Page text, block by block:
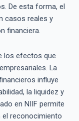
De esta forma, el
casos reales y
financiera.
los efectos que
La
influye
la liquidez y
en NIIF permite
el reconocimiento